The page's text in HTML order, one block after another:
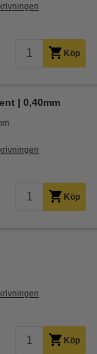
Köp
| 0,40mm
Köp
Köp